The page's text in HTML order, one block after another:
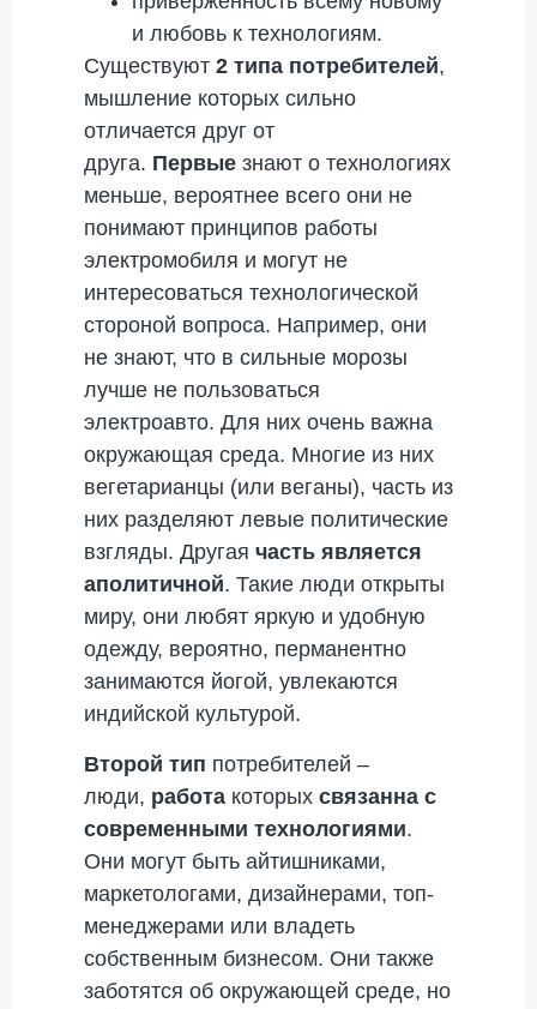
и любовь к технологиям.
Существуют 2 типа потребителей,
мышление которых сильно
отличается друг от
друга. Первые знают о технологиях
меньше, вероятнее всего они не
понимают принципов работы
электромобиля и могут не
интересоваться технологической
стороной вопроса. Например, они
не знают, что в сильные морозы
лучше не пользоваться
электроавто. Для них очень важна
окружающая среда. Многие из них
вегетарианцы (или веганы), часть из
них разделяют левые политические
взгляды. Другая часть является
аполитичной. Такие люди открыты
миру, они любят яркую и удобную
одежду, вероятно, перманентно
занимаются йогой, увлекаются
индийской культурой.
Второй тип потребителей –
люди, работа которых связанна с
современными технологиями.
Они могут быть айтишниками,
маркетологами, дизайнерами, топ-
менеджерами или владеть
собственным бизнесом. Они также
заботятся об окружающей среде, но